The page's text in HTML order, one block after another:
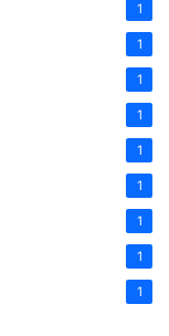
1
1
1
1
1
1
1
1
1